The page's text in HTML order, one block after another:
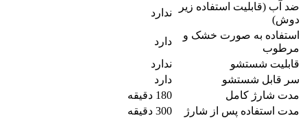
ضد آب (قابلیت استفاده زیر
دوش)
ندارد
استفاده به صورت خشک و
مرطوب
دارد
قابلیت شستشو
ندارد
سر قابل شستشو
دارد
مدت شارژ کامل
180 دقیقه
مدت استفاده پس از شارژ
300 دقیقه